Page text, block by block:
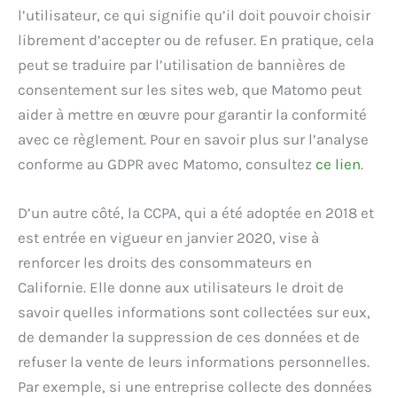
l’utilisateur, ce qui signifie qu’il doit pouvoir choisir
librement d’accepter ou de refuser. En pratique, cela
peut se traduire par l’utilisation de bannières de
consentement sur les sites web, que Matomo peut
aider à mettre en œuvre pour garantir la conformité
avec ce règlement. Pour en savoir plus sur l’analyse
conforme au GDPR avec Matomo, consultez ce lien.
D’un autre côté, la CCPA, qui a été adoptée en 2018 et
est entrée en vigueur en janvier 2020, vise à
renforcer les droits des consommateurs en
Californie. Elle donne aux utilisateurs le droit de
savoir quelles informations sont collectées sur eux,
de demander la suppression de ces données et de
refuser la vente de leurs informations personnelles.
Par exemple, si une entreprise collecte des données